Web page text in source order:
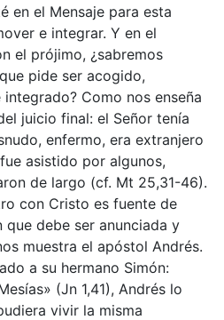
en el Mensaje para esta
e integrar. Y en el
el prójimo, ¿sabremos
pide ser acogido,
Como nos enseña
juicio final: el Señor tenía
enfermo, era extranjero
asistido por algunos,
de largo (cf. Mt 25,31-46).
con Cristo es fuente de
que debe ser anunciada y
muestra el apóstol Andrés.
a su hermano Simón:
(Jn 1,41), Andrés lo
vivir la misma